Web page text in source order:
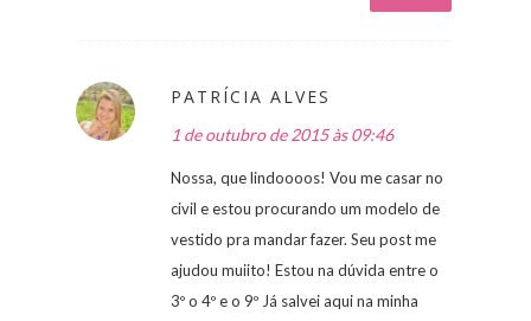
PATRÍCIA ALVES
1 de outubro de 2015 às 09:46
Nossa, que lindoooos! Vou me casar no
civil e estou procurando um modelo de
vestido pra mandar fazer. Seu post me
ajudou muiito! Estou na dúvida entre o
3º o 4º e o 9º Já salvei aqui na minha